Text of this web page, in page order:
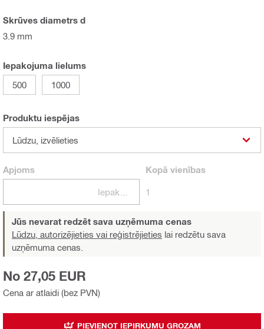
Skrūves diametrs d
3.9 mm
Iepakojuma lielums
500
1000
Produktu iespējas
Lūdzu, izvēlieties
Apjoms Kopā vienības
1
Jūs nevarat redzēt sava uzņēmuma cenas
Lūdzu, autorizējieties vai reģistrējieties lai redzētu sava
uzņēmuma cenas.
Cena ar atlaidi (bez PVN)
No 27,05 EUR
PIEVIENOT IEPIRKUMU GROZAM